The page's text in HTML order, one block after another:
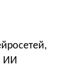
ИИ